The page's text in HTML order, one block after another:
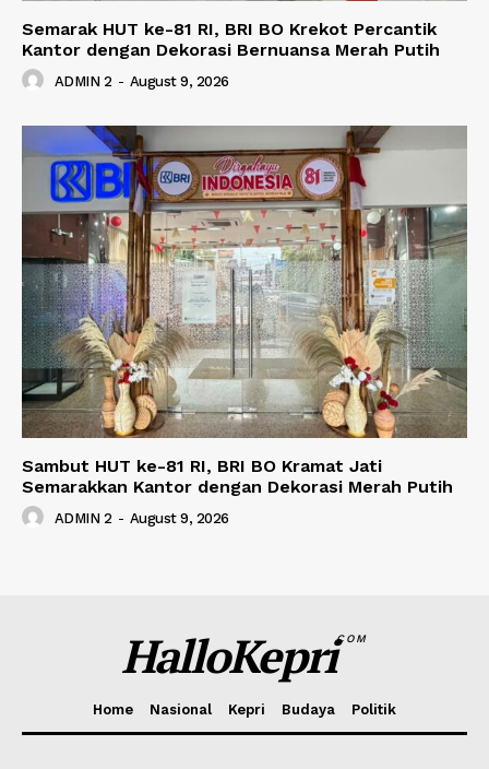
Semarak HUT ke-81 RI, BRI BO Krekot Percantik
Kantor dengan Dekorasi Bernuansa Merah Putih
ADMIN 2 - August 9, 2026
Sambut HUT ke-81 RI, BRI BO Kramat Jati
Semarakkan Kantor dengan Dekorasi Merah Putih
ADMIN 2 - August 9, 2026
HalloKepriCOM
Home Nasional Kepri Budaya Politik